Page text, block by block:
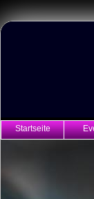
Startseite